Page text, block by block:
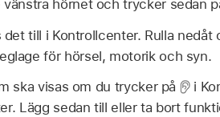
vänstra hörnet och trycker sedan
till i Kontrollcenter. Rulla
för hörsel, motorik och syn.
ska visas om du trycker på
i
Lägg sedan till eller ta bort